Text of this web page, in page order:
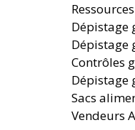
Dépistage
Dépistage
Contrôles
Dépistage
Sacs
Vendeurs